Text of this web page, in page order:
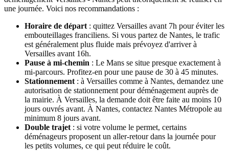
une journée. Voici nos recommandations :
Horaire de départ : quittez Versailles avant 7h pour éviter les
embouteillages franciliens. Si vous partez de Nantes, le trafic
est généralement plus fluide mais prévoyez d'arriver à
Versailles avant 16h.
Pause à mi-chemin : Le Mans se situe presque exactement à
mi-parcours. Profitez-en pour une pause de 30 à 45 minutes.
Stationnement : à Versailles comme à Nantes, demandez une
autorisation de stationnement pour déménagement auprès de
la mairie. À Versailles, la demande doit être faite au moins 10
jours ouvrés avant. À Nantes, contactez Nantes Métropole au
minimum 8 jours avant.
Double trajet : si votre volume le permet, certains
déménageurs proposent un aller-retour dans la journée pour
les petits volumes, ce qui peut réduire le coût.